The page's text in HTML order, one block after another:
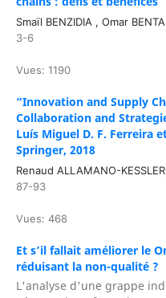
Smaïl BENZIDIA , Omar
3-6
Vues: 1190
“Innovation and Supply
Collaboration and
Luís Miguel D. F. Ferreira
Springer, 2018
Renaud ALLAMANO-
87-93
Vues: 468
Et s’il fallait améliorer le
réduisant la non-qualité ?
L'analyse d'une grappe